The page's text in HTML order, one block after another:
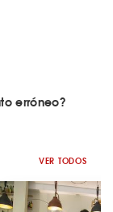
erróneo?
VER TODOS